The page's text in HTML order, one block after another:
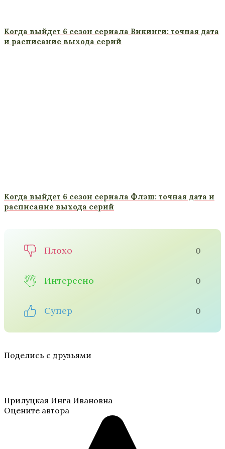
Когда выйдет 6 сезон сериала Викинги: точная дата
и расписание выхода серий
Когда выйдет 6 сезон сериала Флэш: точная дата и
расписание выхода серий
Плохо 0
Интересно 0
Супер 0
Поделись с друзьями
Прилуцкая Инга Ивановна
Оцените автора